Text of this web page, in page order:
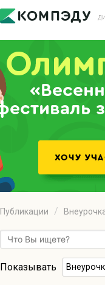
Публикации
Показывать